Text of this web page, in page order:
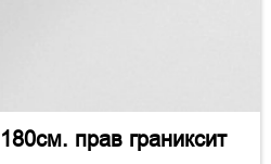
прав граниксит